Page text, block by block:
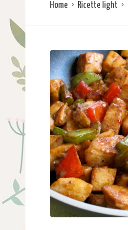
Home Ricette light